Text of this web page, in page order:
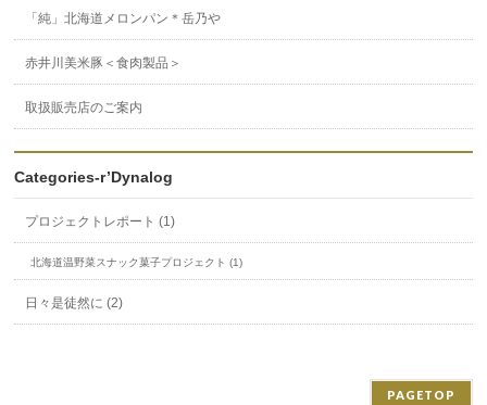
「純」北海道メロンパン＊岳乃や
赤井川美米豚＜食肉製品＞
取扱販売店のご案内
Categories-r’Dynalog
プロジェクトレポート (1)
北海道温野菜スナック菓子プロジェクト (1)
日々是徒然に (2)
PAGETOP